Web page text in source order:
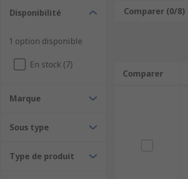
Disponibilité
1 option disponible
En stock (7)
Marque
Sous type
Type de produit
Comparer (0/8)
Comparer